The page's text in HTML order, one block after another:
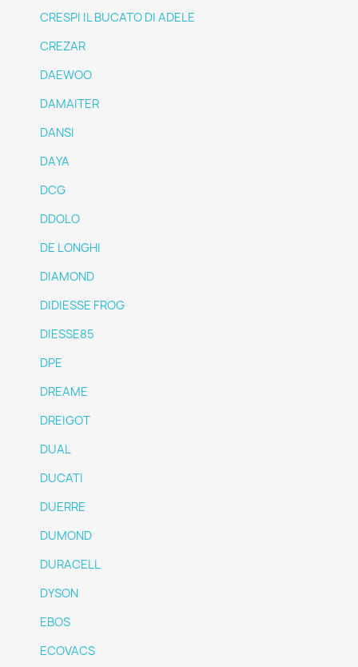
CRESPI IL BUCATO DI ADELE
CREZAR
DAEWOO
DAMAITER
DANSI
DAYA
DCG
DDOLO
DE LONGHI
DIAMOND
DIDIESSE FROG
DIESSE85
DPE
DREAME
DREIGOT
DUAL
DUCATI
DUERRE
DUMOND
DURACELL
DYSON
EBOS
ECOVACS